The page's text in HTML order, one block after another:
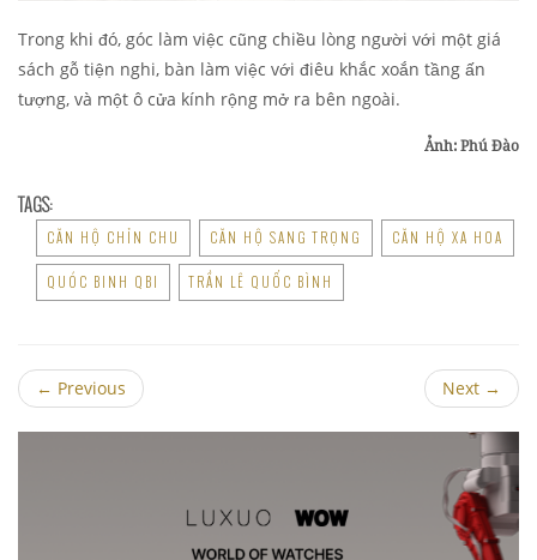
Trong khi đó, góc làm việc cũng chiều lòng người với một giá
sách gỗ tiện nghi, bàn làm việc với điêu khắc xoắn tầng ấn
tượng, và một ô cửa kính rộng mở ra bên ngoài.
Ảnh: Phú Đào
TAGS:
CĂN HỘ CHỈN CHU CĂN HỘ SANG TRỌNG CĂN HỘ XA HOA
QUÓC BINH QBI TRẦN LÊ QUỐC BÌNH
← Previous Next →